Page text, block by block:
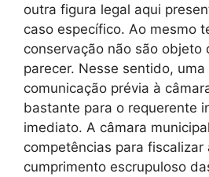
outra figura legal aqui
caso específico. Ao mesmo
conservação não são objeto
parecer. Nesse sentido, uma
comunicação prévia à
bastante para o requerente
imediato. A câmara
competências para
cumprimento escrupuloso